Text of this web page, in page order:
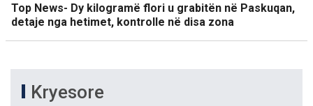
Top News- Dy kilogramë flori u grabitën në Paskuqan,
detaje nga hetimet, kontrolle në disa zona
Kryesore